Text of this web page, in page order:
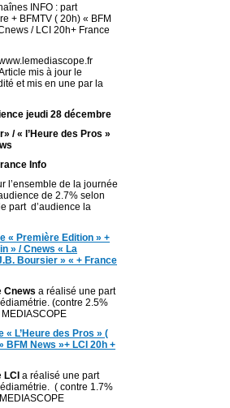
INFO : part
+ BFMTV ( 20h) « BFM
/ LCI 20h+ France
mis à jour le
et mis en une par la
jeudi 28 décembre
/ « l’Heure des Pros »
Info
l’ensemble de la journée
de 2.7% selon
part d’audience la
« Première Edition » +
» / Cnews « La
Boursier » « + France
Cnews a réalisé une part
(contre 2.5%
« L’Heure des Pros » (
BFM News »+ LCI 20h +
LCI a réalisé une part
( contre 1.7%